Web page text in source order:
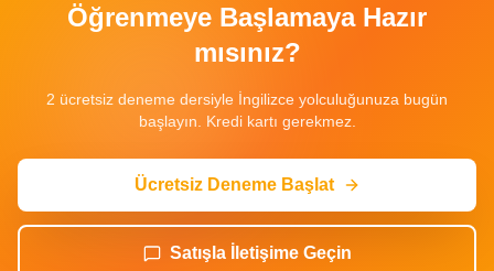
Öğrenmeye Başlamaya Hazır
mısınız?
2 ücretsiz deneme dersiyle İngilizce yolculuğunuza bugün
başlayın. Kredi kartı gerekmez.
Ücretsiz Deneme Başlat
Satışla İletişime Geçin